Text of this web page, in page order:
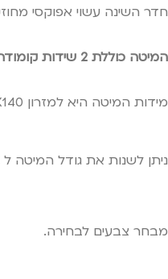
חדר השינה עשוי אפוקסי
המיטה כוללת 2 שידות קומודה ומראה.
מידות המיטה היא למזרון 190X140.
ניתן לשנות את גודל המיטה ל 190X160בתוספת של 299 ש"ח.
מבחר צבעים לבחירה.